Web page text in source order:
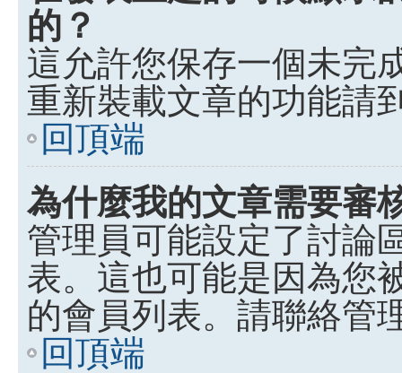
的？
這允許您保存一個未完
重新裝載文章的功能請
回頂端
為什麼我的文章需要審
管理員可能設定了討論
表。這也可能是因為您
的會員列表。請聯絡管
回頂端